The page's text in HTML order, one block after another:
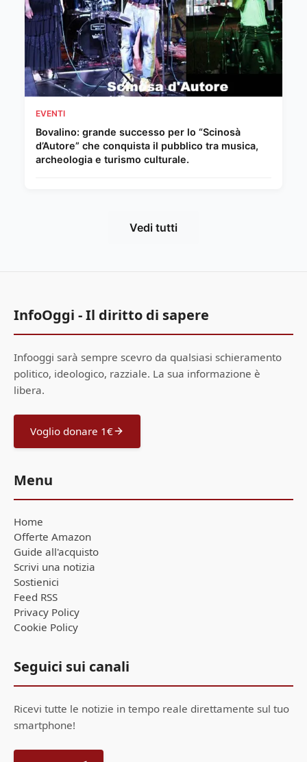
EVENTI
Bovalino: grande successo per lo “Scinosà
d’Autore” che conquista il pubblico tra musica,
archeologia e turismo culturale.
Vedi tutti
InfoOggi - Il diritto di sapere
Infooggi sarà sempre scevro da qualsiasi schieramento
politico, ideologico, razziale. La sua informazione è
libera.
Voglio donare 1€
Menu
Home
Offerte Amazon
Guide all'acquisto
Scrivi una notizia
Sostienici
Feed RSS
Privacy Policy
Cookie Policy
Seguici sui canali
Ricevi tutte le notizie in tempo reale direttamente sul tuo
smartphone!